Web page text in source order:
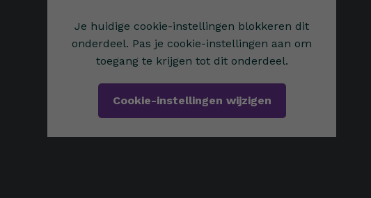
Je huidige cookie-instellingen blokkeren dit
onderdeel. Pas je cookie-instellingen aan om
toegang te krijgen tot dit onderdeel.
Cookie-instellingen wijzigen